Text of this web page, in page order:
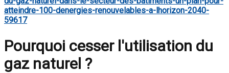
atteindre-100-denergies-renouvelables-a-lhorizon-2040-
59617
Pourquoi cesser l'utilisation du
gaz naturel ?